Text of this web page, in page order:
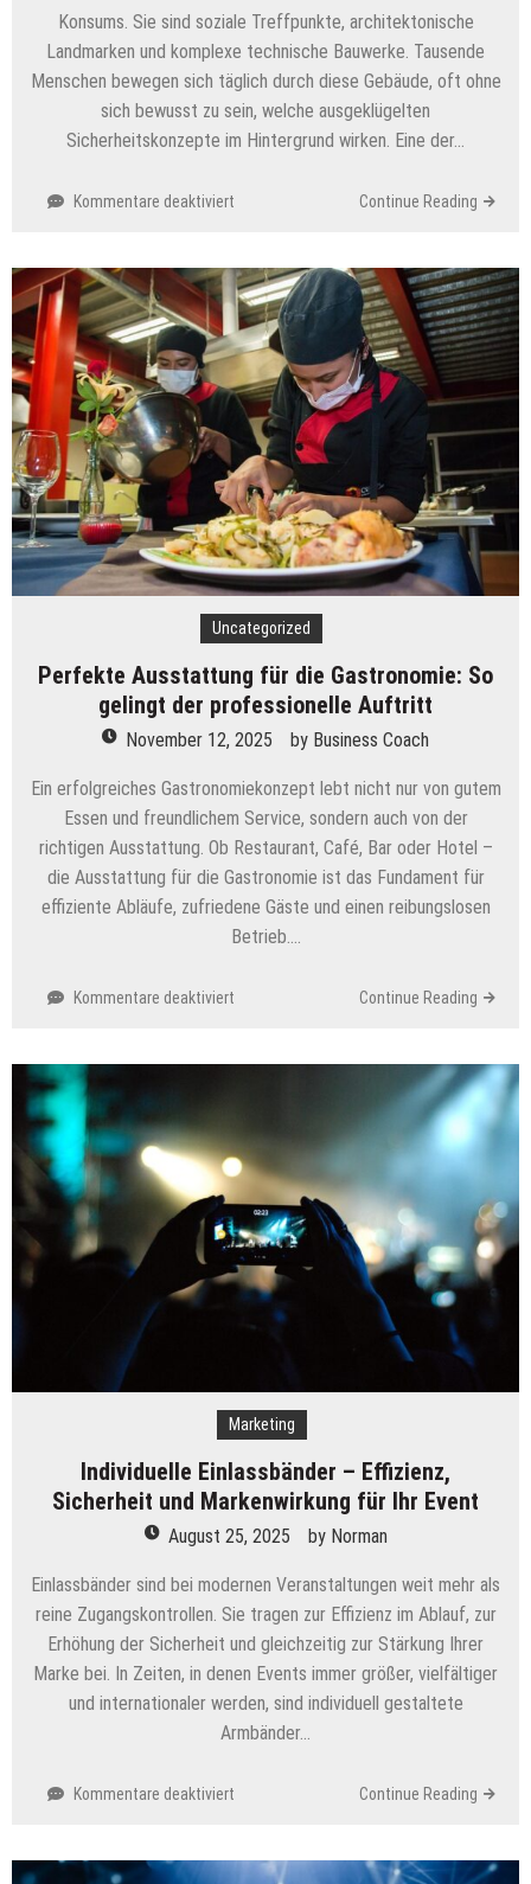
Konsums. Sie sind soziale Treffpunkte, architektonische
Landmarken und komplexe technische Bauwerke. Tausende
Menschen bewegen sich täglich durch diese Gebäude, oft ohne
sich bewusst zu sein, welche ausgeklügelten
Sicherheitskonzepte im Hintergrund wirken. Eine der…
Kommentare deaktiviert
Einkaufszentrum:
Die
unsichtbare
Infrastruktur
Sicherheit
Continue Reading
Uncategorized
Perfekte Ausstattung für die Gastronomie: So
gelingt der professionelle Auftritt
November 12, 2025 by Business Coach
Ein erfolgreiches Gastronomiekonzept lebt nicht nur von gutem
Essen und freundlichem Service, sondern auch von der
richtigen Ausstattung. Ob Restaurant, Café, Bar oder Hotel –
die Ausstattung für die Gastronomie ist das Fundament für
effiziente Abläufe, zufriedene Gäste und einen reibungslosen
Betrieb….
Kommentare deaktiviert
So
gelingt
professionelle
Auftritt
Continue Reading
Marketing
Individuelle Einlassbänder – Effizienz,
Sicherheit und Markenwirkung für Ihr Event
August 25, 2025 by Norman
Einlassbänder sind bei modernen Veranstaltungen weit mehr als
reine Zugangskontrollen. Sie tragen zur Effizienz im Ablauf, zur
Erhöhung der Sicherheit und gleichzeitig zur Stärkung Ihrer
Marke bei. In Zeiten, in denen Events immer größer, vielfältiger
und internationaler werden, sind individuell gestaltete
Armbänder…
Kommentare deaktiviert
–
Continue Reading